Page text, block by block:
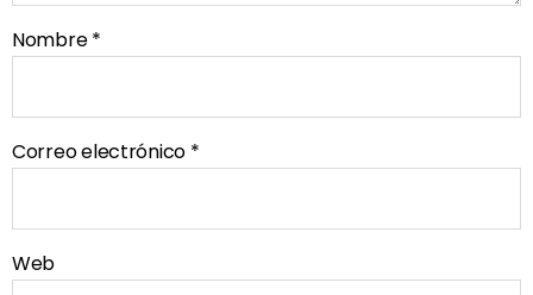
Nombre*
Correo electrónico *
Web